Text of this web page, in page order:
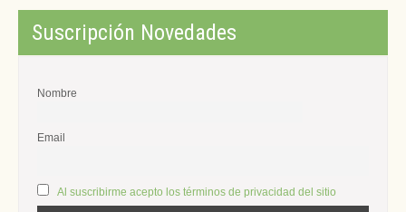
Suscripción Novedades
Nombre
Email
Al suscribirme acepto los términos de privacidad del sitio